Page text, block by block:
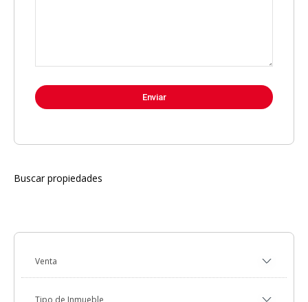
Buscar propiedades